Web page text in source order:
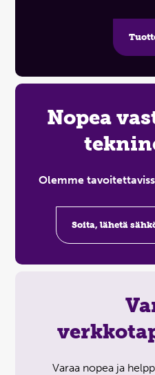
Nopea
Olemme
Soita, lähetä
Varaa nopea ja